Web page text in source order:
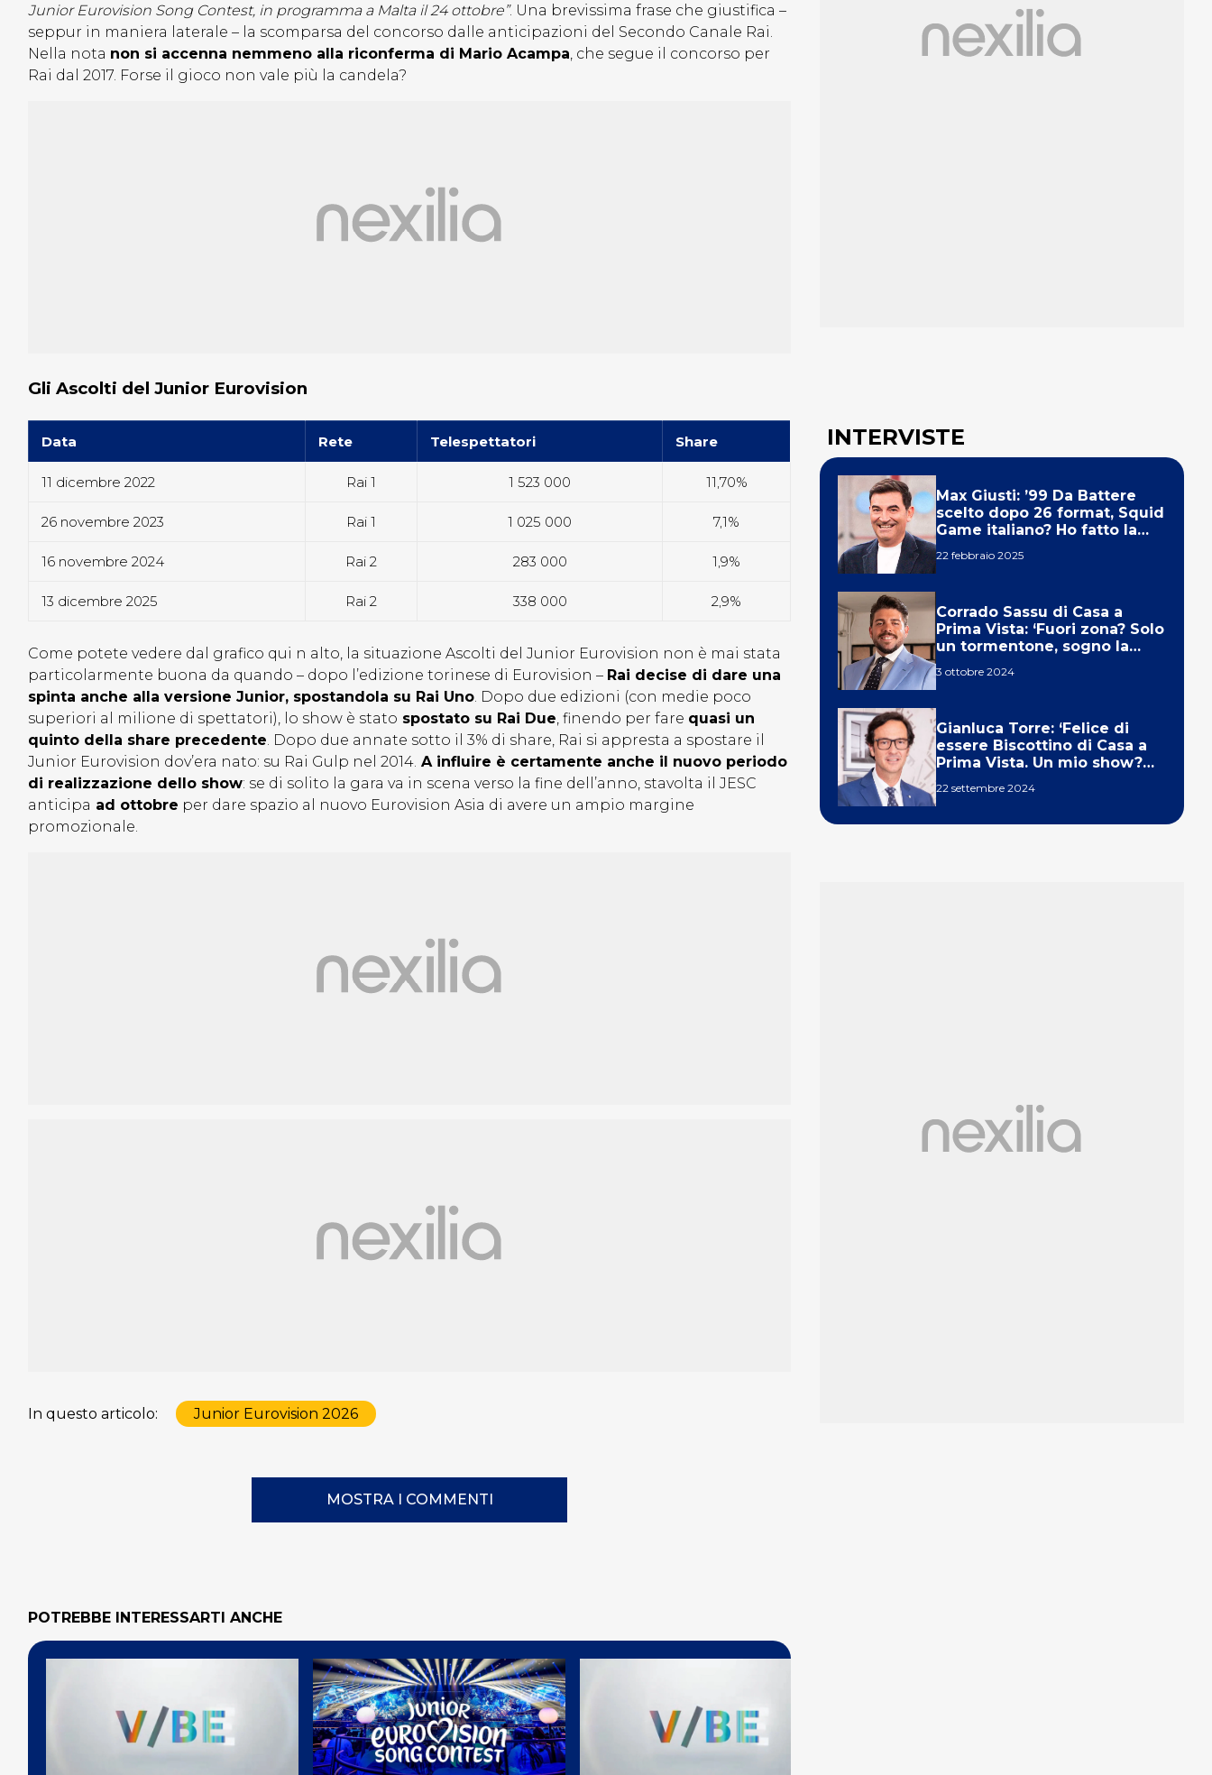
Junior Eurovision Song Contest, in programma a Malta il 24 ottobre”. Una brevissima frase che giustifica –
seppur in maniera laterale – la scomparsa del concorso dalle anticipazioni del Secondo Canale Rai.
Nella nota non si accenna nemmeno alla riconferma di Mario Acampa , che segue il concorso per
Rai dal 2017. Forse il gioco non vale più la candela?
Gli Ascolti del Junior Eurovision
Data Rete Telespettatori Share
11 dicembre 2022 Rai 1 1 523 000 11,70%
26 novembre 2023 Rai 1 1 025 000 7,1%
16 novembre 2024 Rai 2 283 000 1,9%
13 dicembre 2025 Rai 2 338 000 2,9%
Come potete vedere dal grafico qui n alto, la situazione Ascolti del Junior Eurovision non è mai stata
particolarmente buona da quando – dopo l’edizione torinese di Eurovision – Rai decise di dare una
spinta anche alla versione Junior, spostandola su Rai Uno. Dopo due edizioni (con medie poco
superiori al milione di spettatori), lo show è stato spostato su Rai Due, finendo per fare quasi un
quinto della share precedente. Dopo due annate sotto il 3% di share, Rai si appresta a spostare il
Junior Eurovision dov’era nato: su Rai Gulp nel 2014. A influire è certamente anche il nuovo periodo
di realizzazione dello show: se di solito la gara va in scena verso la fine dell’anno, stavolta il JESC
anticipa ad ottobre per dare spazio al nuovo Eurovision Asia di avere un ampio margine
promozionale.
In questo articolo: Junior Eurovision 2026
MOSTRA I COMMENTI
POTREBBE INTERESSARTI ANCHE
INTERVISTE
Max Giusti: ’99 Da Battere
scelto dopo 26 format, Squid
Game italiano? Ho fatto la
22 febbraio 2025
Corrado Sassu di Casa a
Prima Vista: ‘Fuori zona? Solo
un tormentone, sogno la
3 ottobre 2024
Gianluca Torre: ‘Felice di
essere Biscottino di Casa a
Prima Vista. Un mio show?
22 settembre 2024